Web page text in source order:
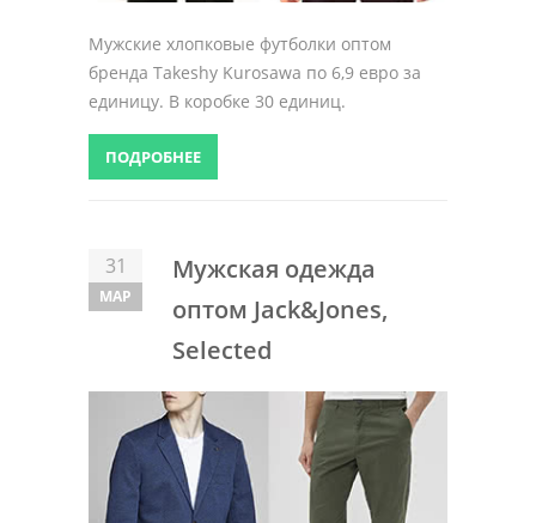
Мужские хлопковые футболки оптом
бренда Takeshy Kurosawa по 6,9 евро за
единицу. В коробке 30 единиц.
ПОДРОБНЕЕ
31
МАР
Мужская одежда
оптом Jack&Jones,
Selected